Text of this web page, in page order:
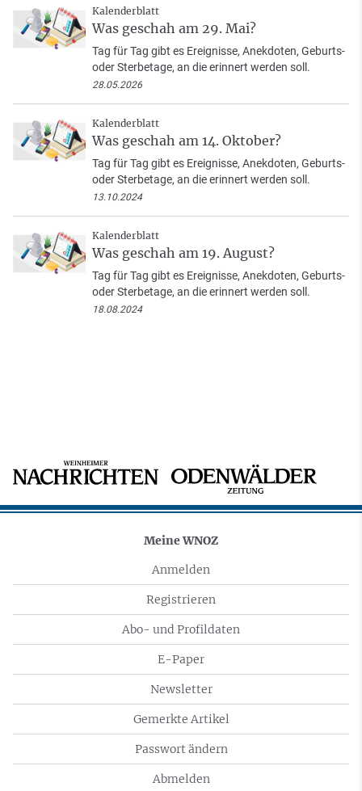
Kalenderblatt
Was geschah am 29. Mai?
Tag für Tag gibt es Ereignisse, Anekdoten, Geburts-
oder Sterbetage, an die erinnert werden soll.
28.05.2026
Kalenderblatt
Was geschah am 14. Oktober?
Tag für Tag gibt es Ereignisse, Anekdoten, Geburts-
oder Sterbetage, an die erinnert werden soll.
13.10.2024
Kalenderblatt
Was geschah am 19. August?
Tag für Tag gibt es Ereignisse, Anekdoten, Geburts-
oder Sterbetage, an die erinnert werden soll.
18.08.2024
Meine WNOZ
Anmelden
Registrieren
Abo- und Profildaten
E-Paper
Newsletter
Gemerkte Artikel
Passwort ändern
Abmelden